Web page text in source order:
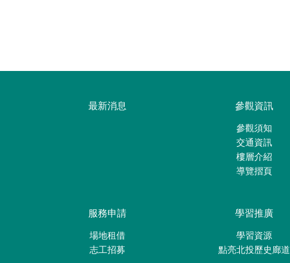
最新消息 參觀資訊
參觀須知
交通資訊
樓層介紹
導覽摺頁
服務申請
場地租借
志工招募
學習推廣
學習資源
點亮北投歷史廊道